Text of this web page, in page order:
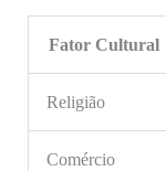
Fator Cultural
Religião
Comércio